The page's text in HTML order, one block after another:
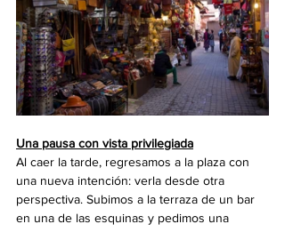
Una pausa con vista privilegiada
Al caer la tarde, regresamos a la plaza con
una nueva intención: verla desde otra
perspectiva. Subimos a la terraza de un bar
en una de las esquinas y pedimos una